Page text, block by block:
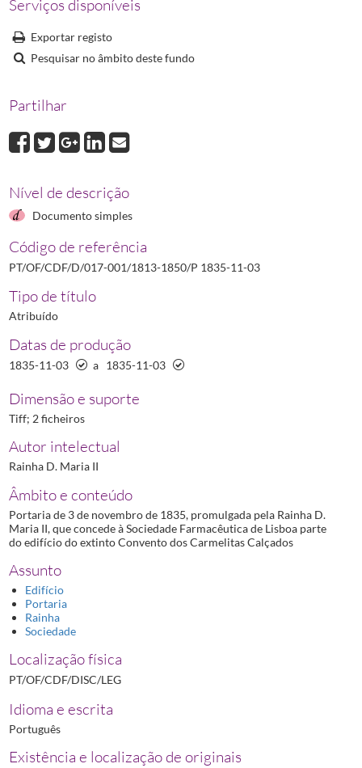
P 1839-05-13Portaria que concede à Sociedade Farmacêutica Lusitana o
P 1839-09-27
P 1839-10-04
Portaria que ordena às Autoridades Administrativas a
Serviços disponíveis
Exportar registo
Pesquisar no âmbito deste fundo
Partilhar
Nível de descrição
Documento simples
Código de referência
PT/OF/CDF/D/017-001/1813-1850/P 1835-11-03
Tipo de título
Atribuído
Datas de produção
1835-11-03 a 1835-11-03
Dimensão e suporte
Tiff; 2 ficheiros
Autor intelectual
Rainha D. Maria II
Âmbito e conteúdo
Portaria de 3 de novembro de 1835, promulgada pela Rainha D.
Maria II, que concede à Sociedade Farmacêutica de Lisboa parte
do edifício do extinto Convento dos Carmelitas Calçados
Assunto
Edifício
Portaria
Rainha
Sociedade
Localização física
PT/OF/CDF/DISC/LEG
Idioma e escrita
Português
Existência e localização de originais